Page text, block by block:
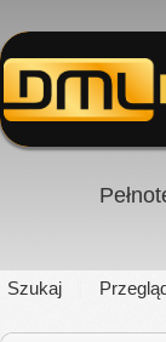
Szukaj